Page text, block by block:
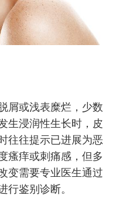
屑或浅表糜烂，少数
生浸润性生长时，皮
往往提示已进展为恶
瘙痒或刺痛感，但多
变需要专业医生通过
行鉴别诊断。